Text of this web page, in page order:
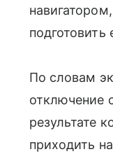
подготовить
По словам
отключение
результате
приходить